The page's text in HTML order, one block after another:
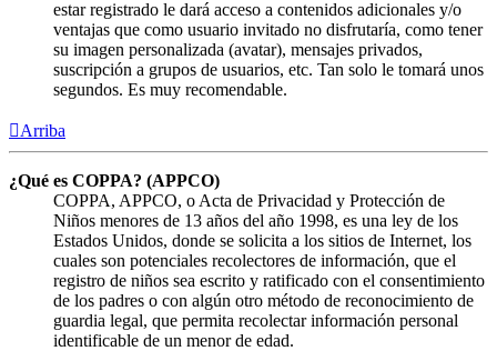
estar registrado le dará acceso a contenidos adicionales y/o
ventajas que como usuario invitado no disfrutaría, como tener
su imagen personalizada (avatar), mensajes privados,
suscripción a grupos de usuarios, etc. Tan solo le tomará unos
segundos. Es muy recomendable.
Arriba
¿Qué es COPPA? (APPCO)
COPPA, APPCO, o Acta de Privacidad y Protección de
Niños menores de 13 años del año 1998, es una ley de los
Estados Unidos, donde se solicita a los sitios de Internet, los
cuales son potenciales recolectores de información, que el
registro de niños sea escrito y ratificado con el consentimiento
de los padres o con algún otro método de reconocimiento de
guardia legal, que permita recolectar información personal
identificable de un menor de edad.